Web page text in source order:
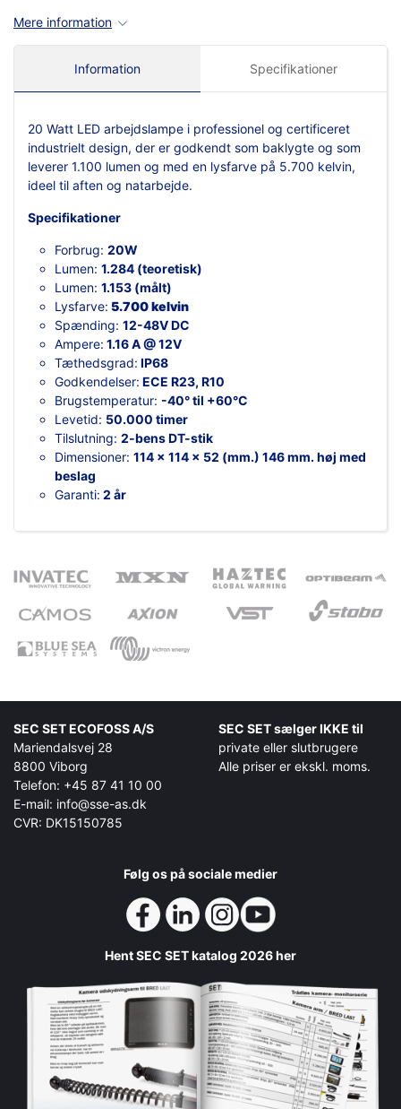
Mere information
Information Specifikationer
20 Watt LED arbejdslampe i professionel og certificeret
industrielt design, der er godkendt som baklygte og som
leverer 1.100 lumen og med en lysfarve på 5.700 kelvin,
ideel til aften og natarbejde.
Specifikationer
Forbrug: 20W
Lumen: 1.284 (teoretisk)
Lumen: 1.153 (målt)
Lysfarve: 5.700 kelvin
Spænding: 12-48V DC
Ampere: 1.16 A @ 12V
Tæthedsgrad: IP68
Godkendelser: ECE R23, R10
Brugstemperatur: -40° til +60°C
Levetid: 50.000 timer
Tilslutning: 2-bens DT-stik
Dimensioner: 114 x 114 x 52 (mm.) 146 mm. høj med
beslag
Garanti: 2 år
SEC SET ECOFOSS A/S
Mariendalsvej 28
8800 Viborg
Telefon: +45 87 41 10 00
E-mail: info@sse-as.dk
CVR: DK15150785
SEC SET sælger IKKE til
private eller slutbrugere
Alle priser er ekskl. moms.
Følg os på sociale medier
Hent SEC SET katalog 2026 her